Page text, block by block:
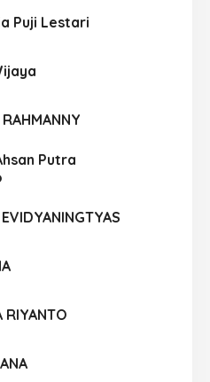
Puji Lestari
Putra
RIYANTO